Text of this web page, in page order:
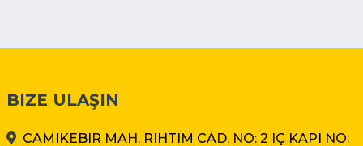
BIZE ULAŞIN
CAMIKEBIR MAH. RIHTIM CAD. NO: 2 IÇ KAPI NO: